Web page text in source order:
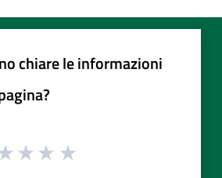
chiare le informazioni